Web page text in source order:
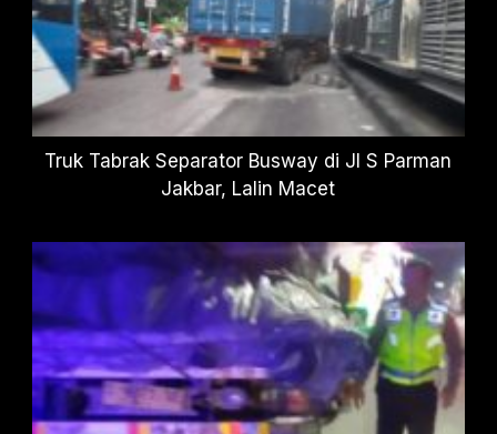
Truk Tabrak Separator Busway di Jl S Parman
Jakbar, Lalin Macet